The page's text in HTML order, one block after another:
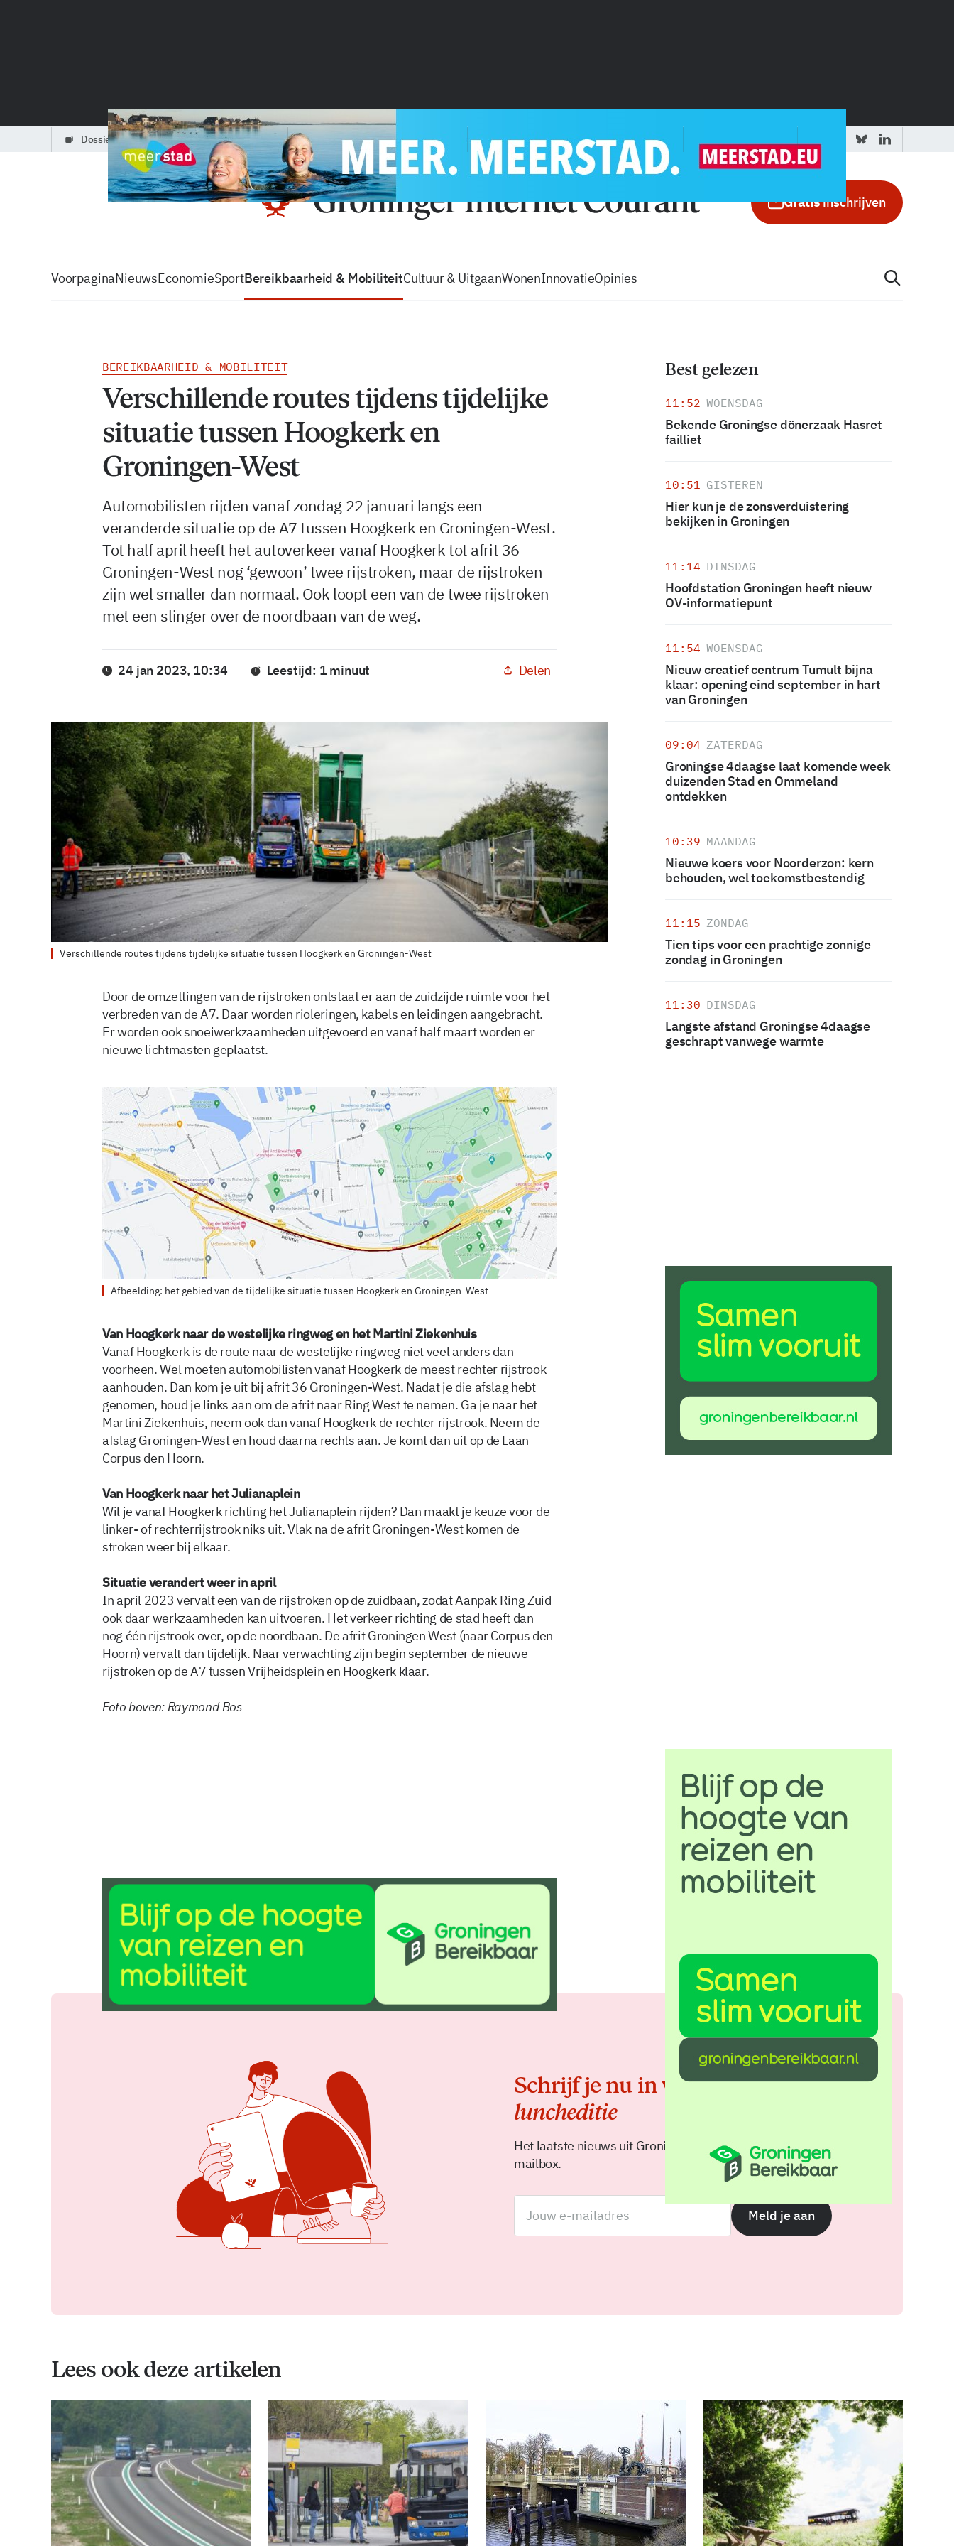
dossiers partners podcasts vacatures zo volg je de GIC Tip de redactie
Gratisinschrijven
VoorpaginaNieuwsEconomieSportBereikbaarheid & MobiliteitCultuur & UitgaanWonenInnovatieOpinies
BEREIKBAARHEID & MOBILITEIT
Verschillende routes tijdens tijdelijke
situatie tussen Hoogkerk en
Groningen-West
Automobilisten rijden vanaf zondag 22 januari langs een
veranderde situatie op de A7 tussen Hoogkerk en Groningen-West.
Tot half april heeft het autoverkeer vanaf Hoogkerk tot afrit 36
Groningen-West nog ‘gewoon’ twee rijstroken, maar de rijstroken
zijn wel smaller dan normaal. Ook loopt een van de twee rijstroken
met een slinger over de noordbaan van de weg.
24 jan 2023, 10:34 Leestijd: 1 minuut Delen
Verschillende routes tijdens tijdelijke situatie tussen Hoogkerk en Groningen-West
Door de omzettingen van de rijstroken ontstaat er aan de zuidzijde ruimte voor het
verbreden van de A7. Daar worden rioleringen, kabels en leidingen aangebracht.
Er worden ook snoeiwerkzaamheden uitgevoerd en vanaf half maart worden er
nieuwe lichtmasten geplaatst.
Afbeelding: het gebied van de tijdelijke situatie tussen Hoogkerk en Groningen-West
Van Hoogkerk naar de westelijke ringweg en het Martini Ziekenhuis
Vanaf Hoogkerk is de route naar de westelijke ringweg niet veel anders dan
voorheen. Wel moeten automobilisten vanaf Hoogkerk de meest rechter rijstrook
aanhouden. Dan kom je uit bij afrit 36 Groningen-West. Nadat je die afslag hebt
genomen, houd je links aan om de afrit naar Ring West te nemen. Ga je naar het
Martini Ziekenhuis, neem ook dan vanaf Hoogkerk de rechter rijstrook. Neem de
afslag Groningen-West en houd daarna rechts aan. Je komt dan uit op de Laan
Corpus den Hoorn.
Van Hoogkerk naar het Julianaplein
Wil je vanaf Hoogkerk richting het Julianaplein rijden? Dan maakt je keuze voor de
linker- of rechterrijstrook niks uit. Vlak na de afrit Groningen-West komen de
stroken weer bij elkaar.
Situatie verandert weer in april
In april 2023 vervalt een van de rijstroken op de zuidbaan, zodat Aanpak Ring Zuid
ook daar werkzaamheden kan uitvoeren. Het verkeer richting de stad heeft dan
nog één rijstrook over, op de noordbaan. De afrit Groningen West (naar Corpus den
Hoorn) vervalt dan tijdelijk. Naar verwachting zijn begin september de nieuwe
rijstroken op de A7 tussen Vrijheidsplein en Hoogkerk klaar.
Foto boven: Raymond Bos
24 jan 2023, 10:34 Delen
Best gelezen
11:52 WOENSDAG
Bekende Groningse dönerzaak Hasret
failliet
10:51 GISTEREN
Hier kun je de zonsverduistering
bekijken in Groningen
11:14 DINSDAG
Hoofdstation Groningen heeft nieuw
OV-informatiepunt
11:54 WOENSDAG
Nieuw creatief centrum Tumult bijna
klaar: opening eind september in hart
van Groningen
09:04 ZATERDAG
Groningse 4daagse laat komende week
duizenden Stad en Ommeland
ontdekken
10:39 MAANDAG
Nieuwe koers voor Noorderzon: kern
behouden, wel toekomstbestendig
11:15 ZONDAG
Tien tips voor een prachtige zonnige
zondag in Groningen
11:30 DINSDAG
Langste afstand Groningse 4daagse
geschrapt vanwege warmte
Schrijf je nu in voor de
luncheditie
Het laatste nieuws uit Groningen elke middag in je
mailbox.
Meld je aan
Lees ook deze artikelen